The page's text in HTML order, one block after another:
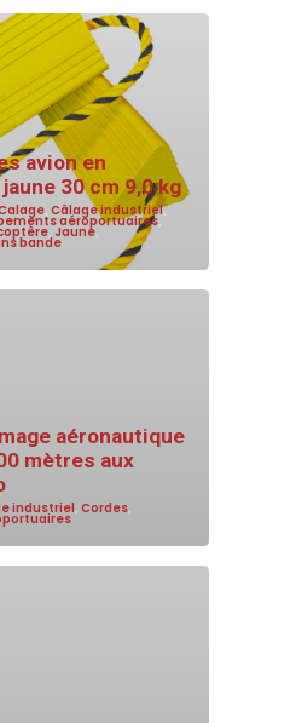
avion en
30 cm 9,0 kg
, Câlage industriel,
aéroportuaires,
, Jaune,
bande
aéronautique
mètres aux
industriel Cordes,